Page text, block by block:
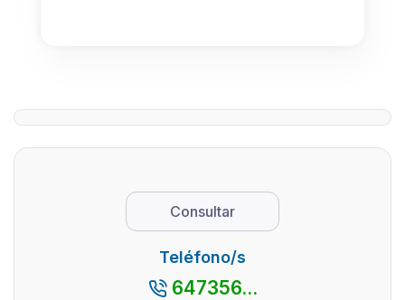
Consultar
Teléfono/s
647356...